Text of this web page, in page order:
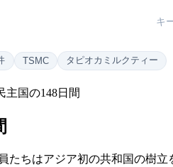
キ
TSMC タピオカミルクティー
主国の148日間
たちはアジア初の共和国の樹